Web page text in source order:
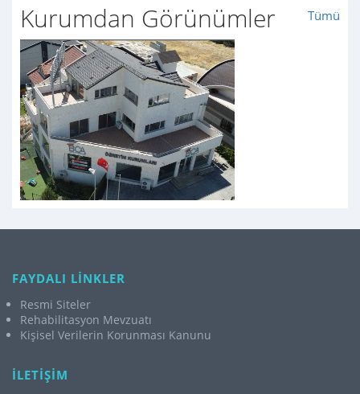
Kurumdan Görünümler Tümü
FAYDALI LİNKLER
Resmi Siteler
Rehabilitasyon Mevzuatı
Kişisel Verilerin Korunması Kanunu
İLETİŞİM